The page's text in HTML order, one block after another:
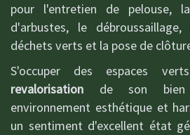
pour l'entretien de pelouse,
d'arbustes, le
déchets verts et la pose de
S'occuper des espaces
revalorisation de son bien
environnement esthétique et
un sentiment d'excellent état